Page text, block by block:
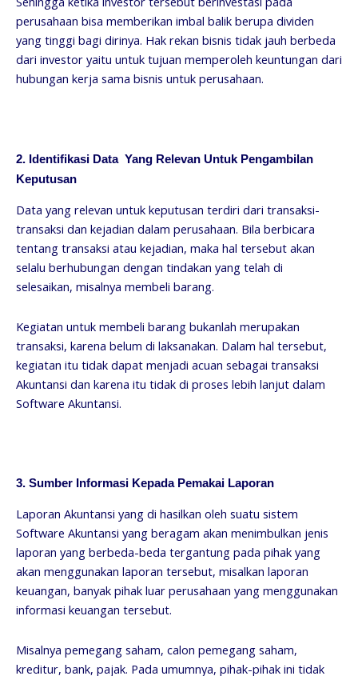
perusahaan bisa memberikan imbal balik berupa dividen
yang tinggi bagi dirinya. Hak rekan bisnis tidak jauh berbeda
dari investor yaitu untuk tujuan memperoleh keuntungan dari
hubungan kerja sama bisnis untuk perusahaan.
2. Identifikasi Data Yang Relevan Untuk Pengambilan
Keputusan
Data yang relevan untuk keputusan terdiri dari transaksi-
transaksi dan kejadian dalam perusahaan. Bila berbicara
tentang transaksi atau kejadian, maka hal tersebut akan
selalu berhubungan dengan tindakan yang telah di
selesaikan, misalnya membeli barang.
Kegiatan untuk membeli barang bukanlah merupakan
transaksi, karena belum di laksanakan. Dalam hal tersebut,
kegiatan itu tidak dapat menjadi acuan sebagai transaksi
Akuntansi dan karena itu tidak di proses lebih lanjut dalam
Software Akuntansi.
3. Sumber Informasi Kepada Pemakai Laporan
Laporan Akuntansi yang di hasilkan oleh suatu sistem
Software Akuntansi yang beragam akan menimbulkan jenis
laporan yang berbeda-beda tergantung pada pihak yang
akan menggunakan laporan tersebut, misalkan laporan
keuangan, banyak pihak luar perusahaan yang menggunakan
informasi keuangan tersebut.
Misalnya pemegang saham, calon pemegang saham,
kreditur, bank, pajak. Pada umumnya, pihak-pihak ini tidak